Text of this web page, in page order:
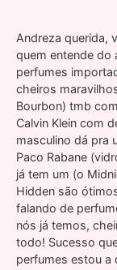
Andreza querida,
quem entende do
perfumes
cheiros
Bourbon) tmb
Calvin Klein com
masculino dá pra
Paco Rabane
já tem um (o
Hidden são
falando de
nós já temos,
todo! Sucesso
perfumes estou a